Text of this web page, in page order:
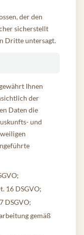
der den
sicherstellt
Dritte untersagt.
Ihnen
der
Daten die
und
16 DSGVO;
DSGVO;
gemäß